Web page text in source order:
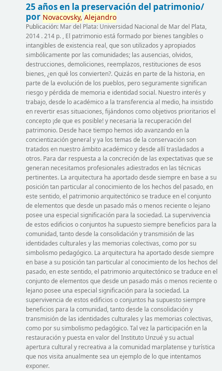
25 años en la preservación del patrimonio/
por Novacovsky, Alejandro
Publicación:Mar del Plata: Universidad Nacional de Mar del Plata,
2014 . 214 p. , El patrimonio está formado por bienes tangibles o
intangibles de existencia real, que son utilizados y apropiados
simbólicamente por las comunidades; las ausencias, olvidos,
destrucciones, demoliciones, reemplazos, restituciones de esos
bienes, ¿en qué los convierten?. Quizás en parte de la historia, en
parte de la evolución de los pueblos, pero seguramente significan
riesgo y pérdida de memoria e identidad social. Nuestro interés y
trabajo, desde lo académico a la transferencia al medio, ha insistido
en revertir esas situaciones, fijándonos como objetivos prioritarios el
concepto ¡de que es posible! y necesaria la recuperación del
patrimonio. Desde hace tiempo hemos ido avanzando en la
concientización general y ya los temas de la conservación son
tratados en nuestro ámbito académico y desde allí trasladados a
otros. Para dar respuesta a la concreción de las expectativas que se
generan necesitamos profesionales adiestrados en las técnicas
pertinentes. La arquitectura ha aportado desde siempre en base a su
posición tan particular al conocimiento de los hechos del pasado, en
este sentido, el patrimonio arquitectónico se traduce en el conjunto
de elementos que desde un pasado más o menos reciente o lejano
posee una especial significación para la sociedad. La supervivencia
de estos edificios o conjuntos ha supuesto siempre beneficios para la
comunidad, tanto desde la consolidación y transmisión de las
identidades culturales y las memorias colectivas, como por su
simbolismo pedagógico. La arquitectura ha aportado desde siempre
en base a su posición tan particular al conocimiento de los hechos del
pasado, en este sentido, el patrimonio arquitectónico se traduce en el
conjunto de elementos que desde un pasado más o menos reciente o
lejano posee una especial significación para la sociedad. La
supervivencia de estos edificios o conjuntos ha supuesto siempre
beneficios para la comunidad, tanto desde la consolidación y
transmisión de las identidades culturales y las memorias colectivas,
como por su simbolismo pedagógico. Tal vez la participación en la
restauración y puesta en valor del Instituto Unzué y su actual
apertura cultural y recreativa a la comunidad marplatense y turística
que nos visita anualmente sea un ejemplo de lo que intentamos
exponer.